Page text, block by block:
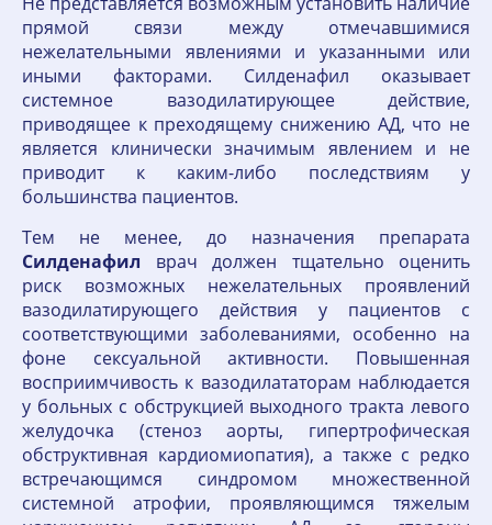
прямой связи между отмечавшимися
нежелательными явлениями и указанными или
иными факторами. Силденафил оказывает
системное вазодилатирующее действие,
приводящее к преходящему снижению АД, что не
является клинически значимым явлением и не
приводит к каким-либо последствиям у
большинства пациентов.
Тем не менее, до назначения препарата
Силденафил врач должен тщательно оценить
риск возможных нежелательных проявлений
вазодилатирующего действия у пациентов с
соответствующими заболеваниями, особенно на
фоне сексуальной активности. Повышенная
восприимчивость к вазодилататорам наблюдается
у больных с обструкцией выходного тракта левого
желудочка (стеноз аорты, гипертрофическая
обструктивная кардиомиопатия), а также с редко
встречающимся синдромом множественной
системной атрофии, проявляющимся тяжелым